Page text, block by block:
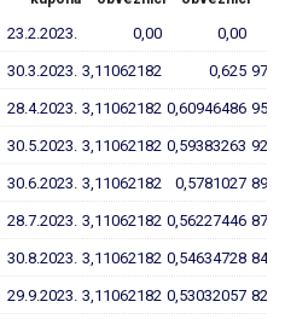
23.2.2023. 0,00 0,00
30.3.2023. 3,11062182 0,625
28.4.2023. 3,11062182 0,60946486
30.5.2023. 3,11062182 0,59383263
30.6.2023. 3,11062182 0,5781027
28.7.2023. 3,11062182 0,56227446
30.8.2023. 3,11062182 0,54634728
29.9.2023. 3,11062182 0,53032057